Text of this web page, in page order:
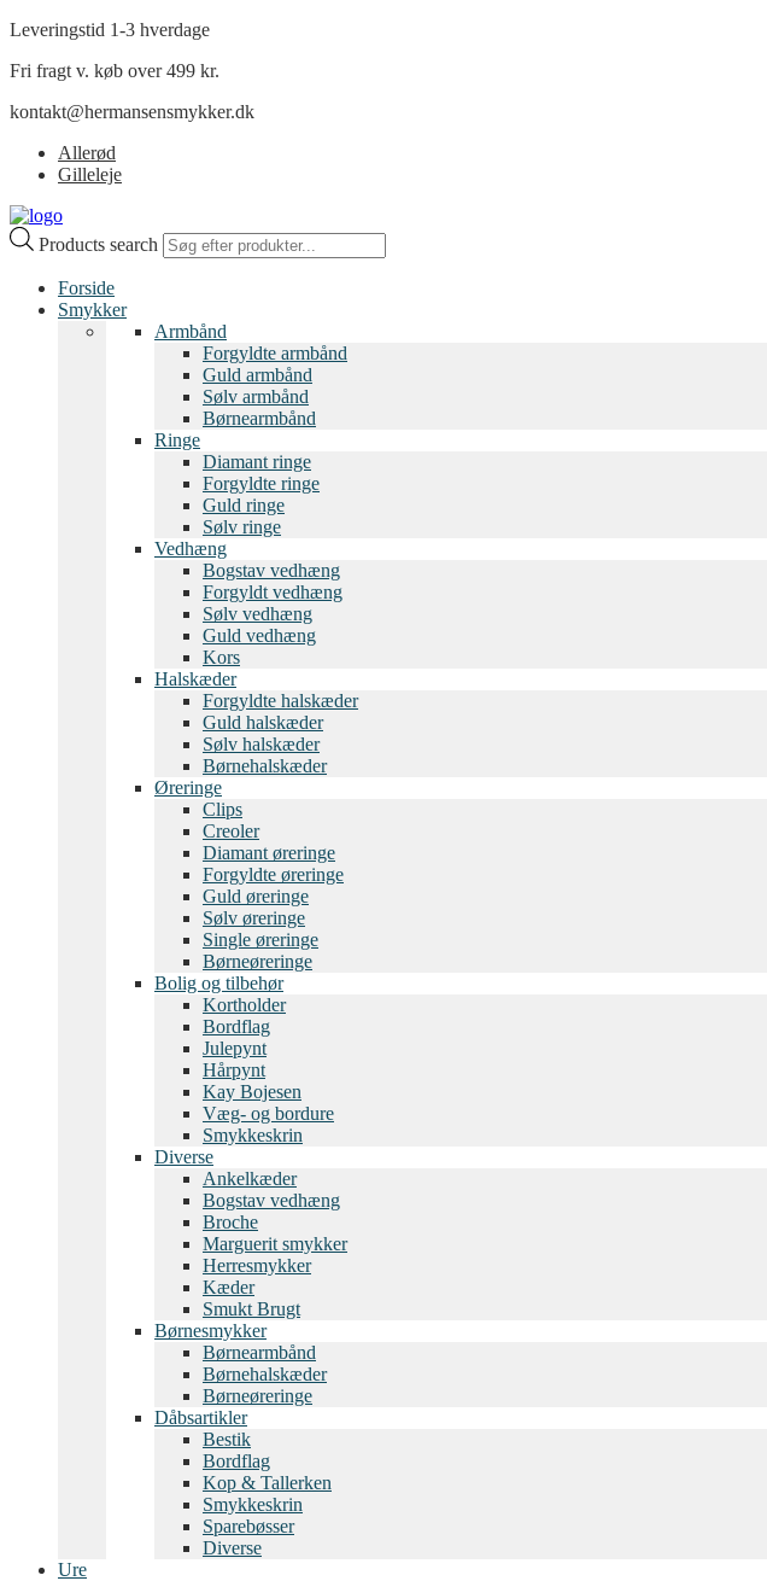
Leveringstid 1-3 hverdage
Fri fragt v. køb over 499 kr.
kontakt@hermansensmykker.dk
Allerød
Gilleleje
Products search
Forside
Smykker
Armbånd
Forgyldte armbånd
Guld armbånd
Sølv armbånd
Børnearmbånd
Ringe
Diamant ringe
Forgyldte ringe
Guld ringe
Sølv ringe
Vedhæng
Bogstav vedhæng
Forgyldt vedhæng
Sølv vedhæng
Guld vedhæng
Kors
Halskæder
Forgyldte halskæder
Guld halskæder
Sølv halskæder
Børnehalskæder
Øreringe
Clips
Creoler
Diamant øreringe
Forgyldte øreringe
Guld øreringe
Sølv øreringe
Single øreringe
Børneøreringe
Bolig og tilbehør
Kortholder
Bordflag
Julepynt
Hårpynt
Kay Bojesen
Væg- og bordure
Smykkeskrin
Diverse
Ankelkæder
Bogstav vedhæng
Broche
Marguerit smykker
Herresmykker
Kæder
Smukt Brugt
Børnesmykker
Børnearmbånd
Børnehalskæder
Børneøreringe
Dåbsartikler
Bestik
Bordflag
Kop & Tallerken
Smykkeskrin
Sparebøsser
Diverse
Ure